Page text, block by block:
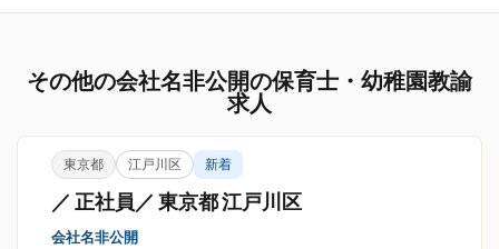
その他の会社名非公開の保育士・幼稚園教諭
求人
東京都 江戸川区 新着
／ 正社員／ 東京都 江戸川区
会社名非公開